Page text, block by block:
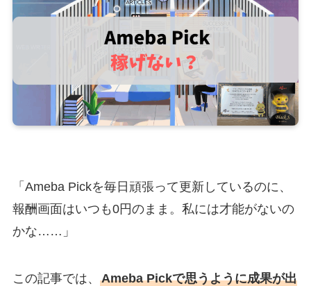
「Ameba Pickを毎日頑張って更新しているのに、
報酬画面はいつも0円のまま。私には才能がないの
かな……」
この記事では、 Ameba Pickで思うように成果が出